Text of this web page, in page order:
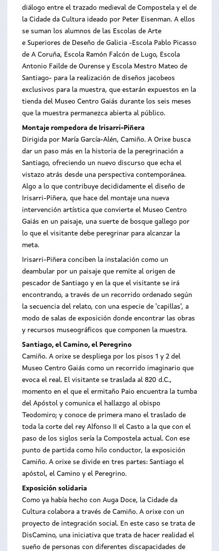
diálogo entre el trazado medieval de Compostela y el de
la Cidade da Cultura ideado por Peter Eisenman. A ellos
se suman los alumnos de las Escolas de Arte
e Superiores de Deseño de Galicia -Escola Pablo Picasso
de A Coruña, Escola Ramón Falcón de Lugo, Escola
Antonio Failde de Ourense y Escola Mestro Mateo de
Santiago- para la realización de diseños jacobeos
exclusivos para la muestra, que estarán expuestos en la
tienda del Museo Centro Gaiás durante los seis meses
que la muestra permanezca abierta al público.
Montaje rompedora de Irisarri-Piñera
Dirigida por María García-Alén, Camiño. A Orixe busca
dar un paso más en la historia de la peregrinación a
Santiago, ofreciendo un nuevo discurso que echa el
vistazo atrás desde una perspectiva contemporánea.
Algo a lo que contribuye decididamente el diseño de
Irisarri-Piñera, que hace del montaje una nueva
intervención artística que convierte el Museo Centro
Gaiás en un paisaje, una suerte de bosque gallego por
lo que el visitante debe peregrinar para alcanzar la
meta.
Irisarri-Piñera conciben la instalación como un
deambular por un paisaje que remite al origen de
pescador de Santiago y en la que el visitante se irá
encontrando, a través de un recorrido ordenado según
la secuencia del relato, con una especie de 'capillas', a
modo de salas de exposición donde encontrar las obras
y recursos museográficos que componen la muestra.
Santiago, el Camino, el Peregrino
Camiño. A orixe se despliega por los pisos 1 y 2 del
Museo Centro Gaiás como un recorrido imaginario que
evoca el real. El visitante se traslada al 820 d.C.,
momento en el que el ermitaño Paio encuentra la tumba
del Apóstol y comunica el hallazgo al obispo
Teodomiro; y conoce de primera mano el traslado de
toda la corte del rey Alfonso II el Casto a la que con el
paso de los siglos sería la Compostela actual. Con ese
punto de partida como hilo conductor, la exposición
Camiño. A orixe se divide en tres partes: Santiago el
apóstol, el Camino y el Peregrino.
Exposición solidaria
Como ya había hecho con Auga Doce, la Cidade da
Cultura colabora a través de Camiño. A orixe con un
proyecto de integración social. En este caso se trata de
DisCamino, una iniciativa que trata de hacer realidad el
sueño de personas con diferentes discapacidades de